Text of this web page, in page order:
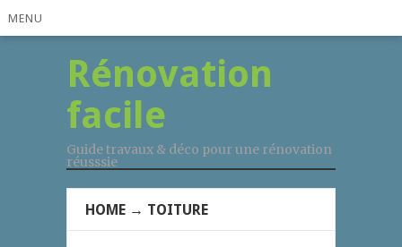
MENU
Rénovation
facile
Guide travaux & déco pour une rénovation
réusssie
HOME → TOITURE